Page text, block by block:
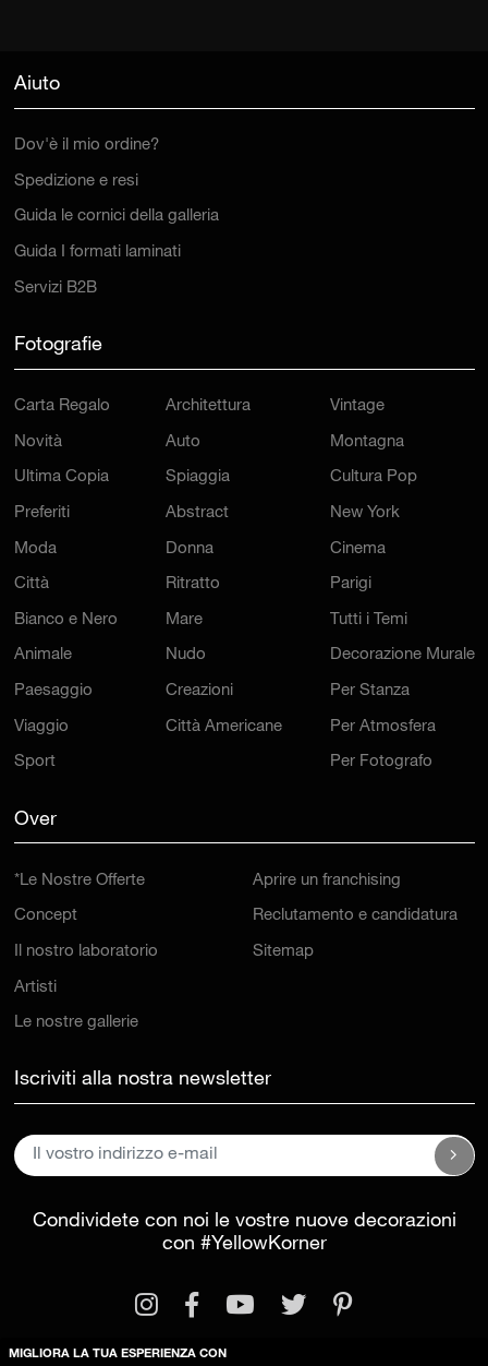
Aiuto
Dov'è il mio ordine?
Spedizione e resi
Guida le cornici della galleria
Guida I formati laminati
Servizi B2B
Fotografie
Carta Regalo
Novità
Ultima Copia
Preferiti
Moda
Città
Bianco e Nero
Animale
Paesaggio
Viaggio
Sport
Architettura
Auto
Spiaggia
Abstract
Donna
Ritratto
Mare
Nudo
Creazioni
Città Americane
Vintage
Montagna
Cultura Pop
New York
Cinema
Parigi
Tutti i Temi
Decorazione Murale
Per Stanza
Per Atmosfera
Per Fotografo
Over
*Le Nostre Offerte
Concept
Il nostro laboratorio
Artisti
Le nostre gallerie
Aprire un franchising
Reclutamento e candidatura
Sitemap
Iscriviti alla nostra newsletter
Condividete con noi le vostre nuove decorazioni
con #YellowKorner
MIGLIORA LA TUA ESPERIENZA CON